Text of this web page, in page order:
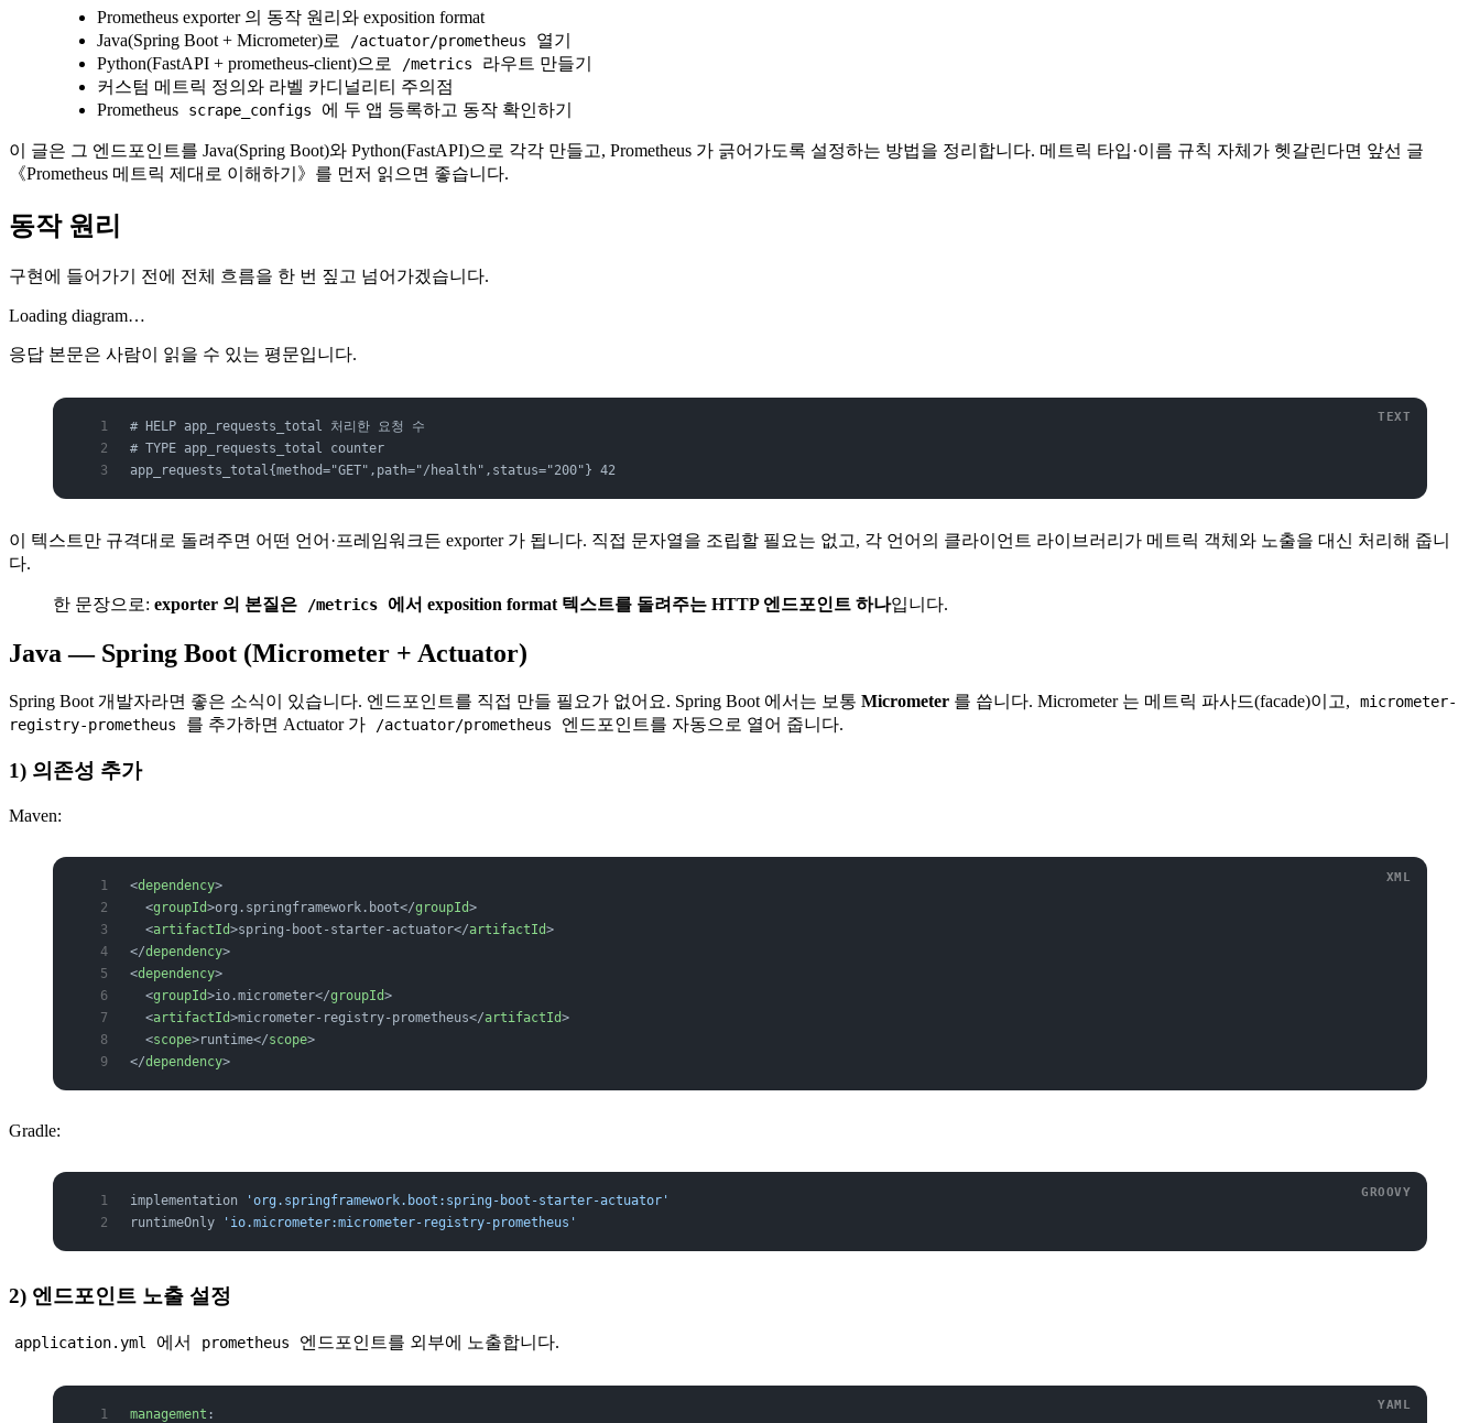
Prometheus exporter 의 동작 원리와 exposition format
Java(Spring Boot + Micrometer)로
/actuator/prometheus
열기
Python(FastAPI + prometheus-client)으로
/metrics
라우트 만들기
커스텀 메트릭 정의와 라벨 카디널리티 주의점
Prometheus
scrape_configs 에 두 앱 등록하고 동작 확인하기
이 글은 그 엔드포인트를 Java(Spring Boot)와 Python(FastAPI)으로 각각 만들고, Prometheus 가 긁어가도록 설정하는 방법을 정리합니다. 메트릭 타입·이름 규칙 자체가 헷갈린다면 앞선 글
《Prometheus 메트릭 제대로 이해하기》를 먼저 읽으면 좋습니다.
동작 원리
구현에 들어가기 전에 전체 흐름을 한 번 짚고 넘어가겠습니다.
Loading diagram…
응답 본문은 사람이 읽을 수 있는 평문입니다.
# HELP app_requests_total 처리한 요청 수
# TYPE app_requests_total counter
app_requests_total{method="GET",path="/health",status="200"} 42
이 텍스트만 규격대로 돌려주면 어떤 언어·프레임워크든 exporter 가 됩니다. 직접 문자열을 조립할 필요는 없고, 각 언어의 클라이언트 라이브러리가 메트릭 객체와 노출을 대신 처리해 줍니
다.
한 문장으로: exporter 의 본질은 /metrics 에서 exposition format 텍스트를 돌려주는 HTTP 엔드포인트 하나입니다.
Java — Spring Boot (Micrometer + Actuator)
Spring Boot 개발자라면 좋은 소식이 있습니다. 엔드포인트를 직접 만들 필요가 없어요. Spring Boot 에서는 보통 Micrometer 를 씁니다. Micrometer 는 메트릭 파사드(facade)이고,
micrometer-
registry-prometheus
를 추가하면 Actuator 가 /actuator/prometheus 엔드포인트를 자동으로 열어 줍니다.
1) 의존성 추가
Maven:
<dependency>
  <
groupId>org.springframework.boot</groupId>
  <
artifactId>spring-boot-starter-actuator</artifactId>
</dependency>
<dependency>
  <
groupId>io.micrometer</groupId>
  <
artifactId>micrometer-registry-prometheus</artifactId>
  <
scope>runtime</scope>
</dependency>
Gradle:
implementation
'org.springframework.boot:spring-boot-starter-actuator'
runtimeOnly
'io.micrometer:micrometer-registry-prometheus'
2) 엔드포인트 노출 설정
application.yml 에서 prometheus 엔드포인트를 외부에 노출합니다.
management :